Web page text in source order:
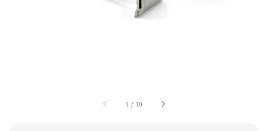
1 / 10